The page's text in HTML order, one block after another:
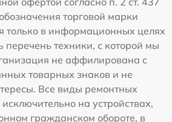
торговой марки
только в информационных целях
перечень техники, с которой мы
не аффилирована с
товарных знаков и не
Все виды ремонтных
на устройствах,
гражданском обороте, в